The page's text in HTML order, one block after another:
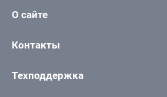
О сайте
Контакты
Техподдержка